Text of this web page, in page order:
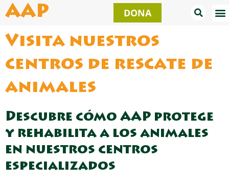
alAAP DONA
Visita nuestros
centros de rescate de
animales
Descubre cómo AAP protege
y rehabilita a los animales
en nuestros centros
especializados